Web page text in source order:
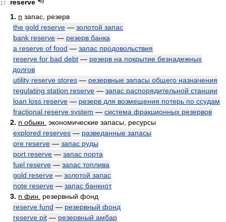
17
reserve
1. n запас, резерв
the gold reserve — золотой запас
bank reserve — резерв банка
a reserve of food — запас продовольствия
reserve for bad debt — резерв на покрытие безнадежных
долгов
utility reserve stores — резервные запасы общего назначения
regulating station reserve — запас распорядительной станции
loan loss reserve — резерв для возмещения потерь по ссудам
fractional reserve system — система фракционных резервов
2. n обыкн. экономические запасы, ресурсы
explored reserves — разведанные запасы
ore reserve — запас руды
port reserve — запас порта
fuel reserve — запас топлива
gold reserve — золотой запас
note reserve — запас банкнот
3. n фин.
резервный фонд
reserve fund — резервный фонд
reserve pit — резервный амбар